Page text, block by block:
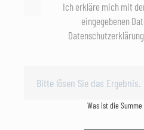
Ich erkläre mich mit
eingegebenen
Was ist die